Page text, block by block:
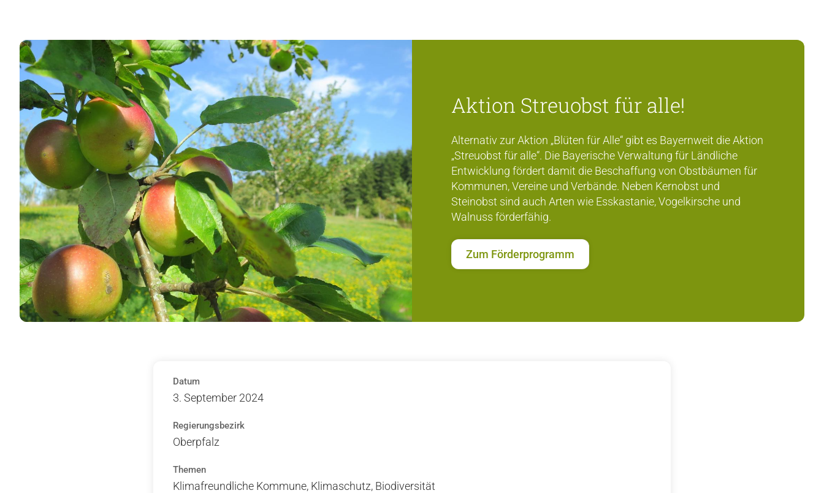
Aktion Streuobst für alle!
Alternativ zur Aktion „Blüten für Alle“ gibt es Bayernweit die Aktion
„Streuobst für alle“. Die Bayerische Verwaltung für Ländliche
Entwicklung fördert damit die Beschaffung von Obstbäumen für
Kommunen, Vereine und Verbände. Neben Kernobst und
Steinobst sind auch Arten wie Esskastanie, Vogelkirsche und
Walnuss förderfähig.
Zum Förderprogramm
Datum
3. September 2024
Regierungsbezirk
Oberpfalz
Themen
Klimafreundliche Kommune, Klimaschutz, Biodiversität